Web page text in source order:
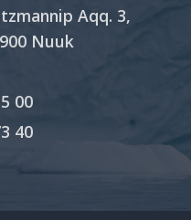
Aqq. 3,
Nuuk
00
40